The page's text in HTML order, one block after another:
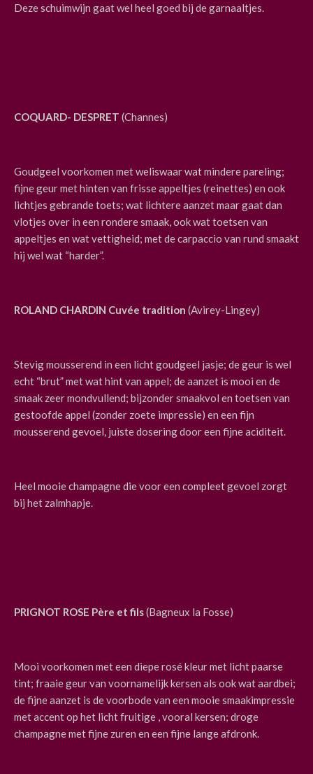
Deze schuimwijn gaat wel heel goed bij de garnaaltjes.
COQUARD- DESPRET (Channes)
Goudgeel voorkomen met weliswaar wat mindere pareling;
fijne geur met hinten van frisse appeltjes (reinettes) en ook
lichtjes gebrande toets; wat lichtere aanzet maar gaat dan
vlotjes over in een rondere smaak, ook wat toetsen van
appeltjes en wat vettigheid; met de carpaccio van rund smaakt
hij wel wat “harder”.
ROLAND CHARDIN Cuvée tradition (Avirey-Lingey)
Stevig mousserend in een licht goudgeel jasje; de geur is wel
echt “brut” met wat hint van appel; de aanzet is mooi en de
smaak zeer mondvullend; bijzonder smaakvol en toetsen van
gestoofde appel (zonder zoete impressie) en een fijn
mousserend gevoel, juiste dosering door een fijne aciditeit.
Heel mooie champagne die voor een compleet gevoel zorgt
bij het zalmhapje.
PRIGNOT ROSE Père et fils(Bagneux la Fosse)
Mooi voorkomen met een diepe rosé kleur met licht paarse
tint; fraaie geur van voornamelijk kersen als ook wat aardbei;
de fijne aanzet is de voorbode van een mooie smaakimpressie
met accent op het licht fruitige , vooral kersen; droge
champagne met fijne zuren en een fijne lange afdronk.